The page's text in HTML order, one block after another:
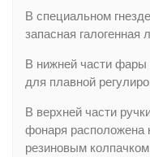
В специальном
запасная галогенная
В нижней части фары
для плавной
В верхней части
фонаря расположена
резиновым